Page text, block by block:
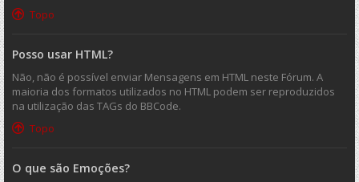
Topo
Posso usar HTML?
Não, não é possível enviar Mensagens em HTML neste Fórum. A
maioria dos formatos utilizados no HTML podem ser reproduzidos
na utilização das TAGs do BBCode.
Topo
O que são Emoções?